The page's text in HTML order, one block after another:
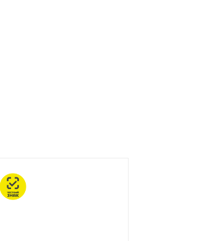
Честный знак